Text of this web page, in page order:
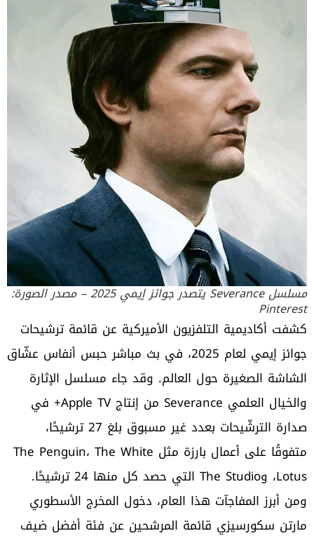
مسلسل Severance يتصدر جوائز إيمي 2025 – مصدر الصورة:
Pinterest
كشفت أكاديمية التلفزيون الأميركية عن قائمة ترشيحات
جوائز إيمي لعام 2025، في بث مباشر حبس أنفاس عشّاق
الشاشة الصغيرة حول العالم. وقد جاء مسلسل الإثارة
والخيال العلمي Severance من إنتاج Apple TV+ في
صدارة الترشّيحات بعدد غير مسبوق بلغ 27 ترشيحًا،
متفوقًا على أعمال بارزة مثل The Penguin، The White
Lotus، وThe Studio التي حصد كل منها 24 ترشيحًا.
ومن أبرز المفاجآت هذا العام، دخول المخرج الأسطوري
مارتن سكورسيزي قائمة المرشحين عن فئة أفضل ضيف